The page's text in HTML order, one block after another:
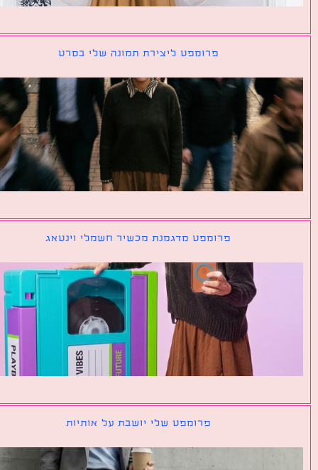
פרומפט ליצירת תמונה שלי בסרט
פרומפט מדגמנת מכשיר חשמלי וינטאג
פרומפט שלי יושבת על אותיות